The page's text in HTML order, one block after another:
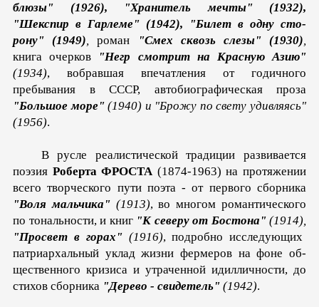
блюзы" (1926), "Хранитель мечты" (1932),
"Шекспир в Гарлеме" (1942), "Билет в одну сто­
рону" (1949),роман "Смех сквозь слезы" (1930),
книга очерков
"Негр смотрит на Красную Азию"
(1934), вобравшая впечатления от годичного
пребывания в СССР, автобиографическая проза
"Большое море"(1940) и "Брожу по свету удивляясь"
(1956).
В русле реалистической традиции развивается
поэзия Роберта ФРОСТА (1874-1963) на протяжении
всего творческого пути поэта - от первого сборника
"Воля мальчика"(1913), во многом романтического
по тональности, и книг "К северу от Бостона"(1914),
"Просвет в горах"(1916), подробно иссле­дующих
патриархальный уклад жизни фермеров на фоне об­
щественного кризиса и утраченной идилличности, до
стихов сборника "Дерево - свидетель" (1942).